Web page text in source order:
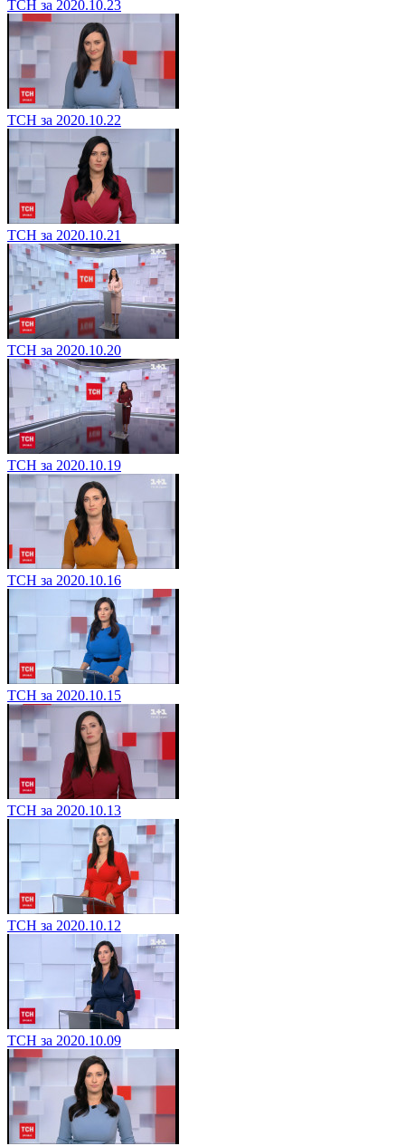
ТСН за 2020.10.23
ТСН за 2020.10.22
ТСН за 2020.10.21
ТСН за 2020.10.20
ТСН за 2020.10.19
ТСН за 2020.10.16
ТСН за 2020.10.15
ТСН за 2020.10.13
ТСН за 2020.10.12
ТСН за 2020.10.09